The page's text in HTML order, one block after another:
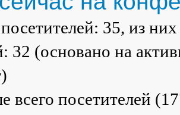
35, из
32 (основано на
всего посетителей (